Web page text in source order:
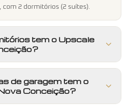
com 2 dormitórios (2 suítes).
tem o Upscale
de garagem tem o
Conceição?